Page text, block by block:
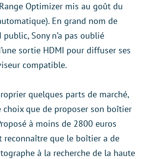
Optimizer mis au goût du
En grand nom de
public, Sony n’a pas oublié
sortie HDMI pour diffuser ses
compatible.
quelques parts de marché,
choix que de proposer son boîtier
à moins de 2800 euros
que le boîtier a de
à la recherche de la haute